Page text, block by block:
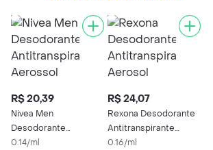
R$ 20,39
Nivea Men
Desodorante
Antitranspirante
0.14/ml
R$ 24,07
Rexona Desodorante
Antitranspirante
Aerosol Masculino
0.16/ml